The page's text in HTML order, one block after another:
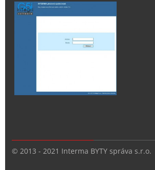
© 2013 - 2021 Interma BYTY správa s.r.o.